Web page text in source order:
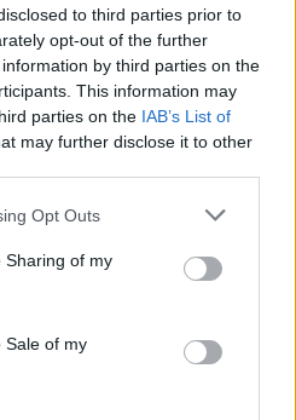
to third parties prior to
opt-out of the further
by third parties on the
This information may
parties on the IAB’s List of
may further disclose it to other
Opt Outs
Sharing of my
Sale of my